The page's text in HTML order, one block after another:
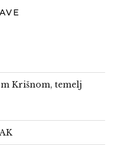
Krišnom, temelj